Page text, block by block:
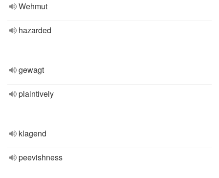
Wehmut
hazarded
gewagt
plaintively
klagend
peevishness